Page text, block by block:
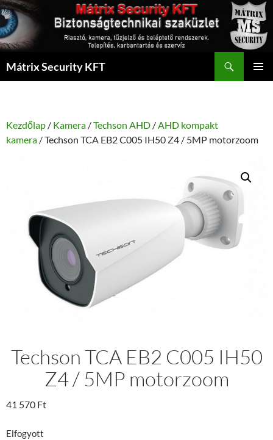
Kilépés
tartalomba
Mátrix Security KFT
Kezdőlap / Kamera /Techson AHD /AHD kompakt
kamera / Techson TCA EB2 C005 IH50 Z4 / 5MP motorzoom
Techson TCA EB2 C005 IH50
Z4 / 5MP motorzoom
41 570 Ft
Elfogyott